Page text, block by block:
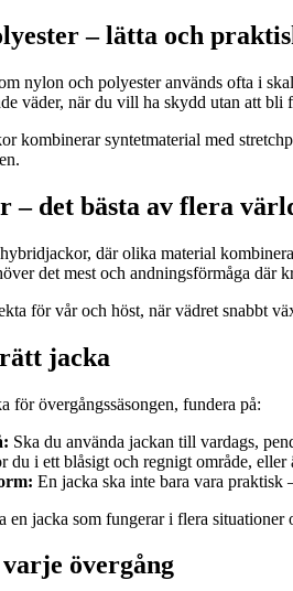
– lätta och
nylon och polyester används ofta i
väder, när du vill ha skydd utan att bli
kombinerar syntetmaterial med
– det bästa av flera
där olika material
det mest och andningsförmåga där
för vår och höst, när vädret snabbt
jacka
för övergångssäsongen, fundera på:
Ska du använda jackan till vardags,
du i ett blåsigt och regnigt område,
En jacka ska inte bara vara praktisk
en jacka som fungerar i flera
övergång